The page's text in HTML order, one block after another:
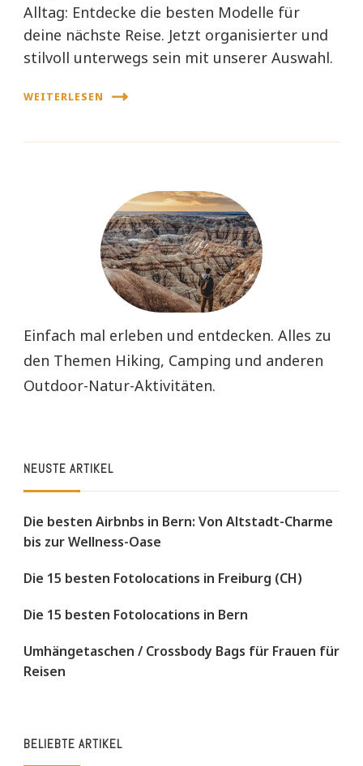
Alltag: Entdecke die besten Modelle für
deine nächste Reise. Jetzt organisierter und
stilvoll unterwegs sein mit unserer Auswahl.
WEITERLESEN
Einfach mal erleben und entdecken. Alles zu
den Themen Hiking, Camping und anderen
Outdoor-Natur-Aktivitäten.
NEUSTE ARTIKEL
Die besten Airbnbs in Bern: Von Altstadt-Charme
bis zur Wellness-Oase
Die 15 besten Fotolocations in Freiburg (CH)
Die 15 besten Fotolocations in Bern
Umhängetaschen / Crossbody Bags für Frauen für
Reisen
BELIEBTE ARTIKEL